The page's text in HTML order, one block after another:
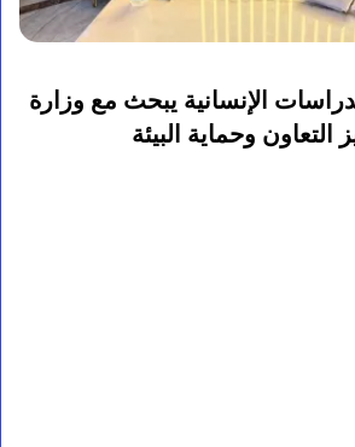
الإنسانية يبحث مع وزارة
التعاون وحماية البيئة